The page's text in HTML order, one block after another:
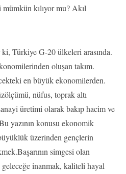
mümkün kılıyor mu? Akıl
Türkiye G-20 ülkeleri arasında.
oluşan takım.
en büyük ekonomilerden.
nüfus, toprak altı
üretimi olarak bakıp hacim ve
yazının konusu ekonomik
üzerinden gençlerin
simgesi olan
inanmak, kaliteli hayal